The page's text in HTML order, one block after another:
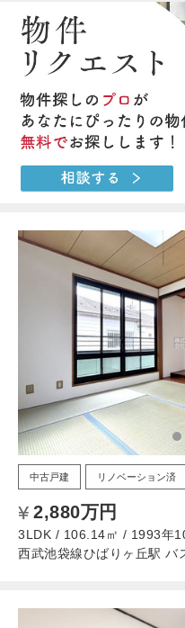
中古戸建 リノベーション済
2,880万円
3LDK / 106.14㎡ / 1993年
西武池袋線ひばりヶ丘駅 バ